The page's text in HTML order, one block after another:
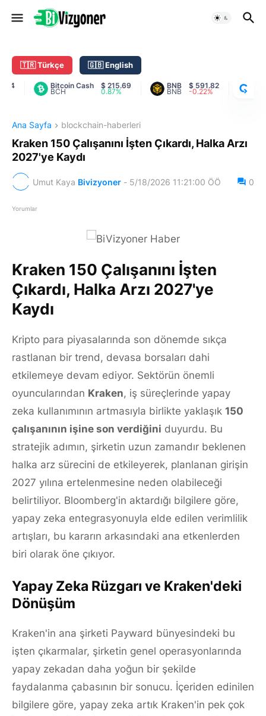
🇹🇷 Türkçe 🇬🇧 English
Bitcoin Cash
BCH
$ 215.69
0.87%
BNB
BNB
$ 591.82
-0.22% ADA
Ana Sayfa blockchain-haberleri
Kraken 150 Çalışanını İşten Çıkardı, Halka Arzı
2027'ye Kaydı
Umut Kaya Bivizyoner - 5/18/2026 11:21:00 ÖÖ 0
Yorumlar
Kraken 150 Çalışanını İşten
Çıkardı, Halka Arzı 2027'ye
Kaydı
Kripto para piyasalarında son dönemde sıkça
rastlanan bir trend, devasa borsaları dahi
etkilemeye devam ediyor. Sektörün önemli
oyuncularından Kraken, iş süreçlerinde yapay
zeka kullanımının artmasıyla birlikte yaklaşık 150
çalışanının işine son verdiğini duyurdu. Bu
stratejik adımın, şirketin uzun zamandır beklenen
halka arz sürecini de etkileyerek, planlanan girişin
2027 yılına ertelenmesine neden olabileceği
belirtiliyor. Bloomberg'in aktardığı bilgilere göre,
yapay zeka entegrasyonuyla elde edilen verimlilik
artışları, bu kararın arkasındaki ana etkenlerden
biri olarak öne çıkıyor.
Yapay Zeka Rüzgarı ve Kraken'deki
Dönüşüm
Kraken'in ana şirketi Payward bünyesindeki bu
işten çıkarmalar, şirketin genel operasyonlarında
yapay zekadan daha yoğun bir şekilde
faydalanma çabasının bir sonucu. İçeriden edinilen
bilgilere göre, yapay zeka artık Kraken'in pek çok